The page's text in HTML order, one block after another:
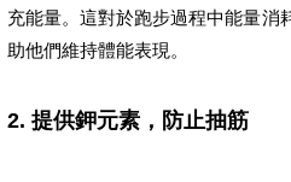
充能量。這對於跑步過程中能量消
助他們維持體能表現。
2. 提供鉀元素，防止抽筋